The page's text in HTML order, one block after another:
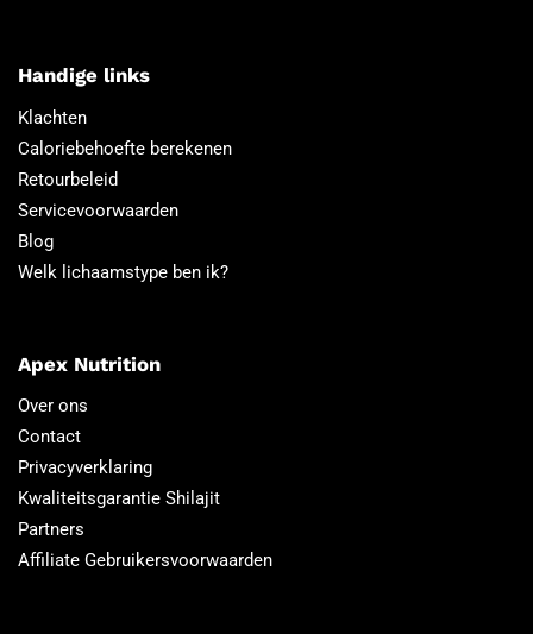
Handige links
Klachten
Caloriebehoefte berekenen
Retourbeleid
Servicevoorwaarden
Blog
Welk lichaamstype ben ik?
Apex Nutrition
Over ons
Contact
Privacyverklaring
Kwaliteitsgarantie Shilajit
Partners
Affiliate Gebruikersvoorwaarden